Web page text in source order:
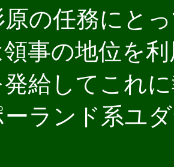
の任務にと
事の地位を
給してこれ
ーランド系ユ